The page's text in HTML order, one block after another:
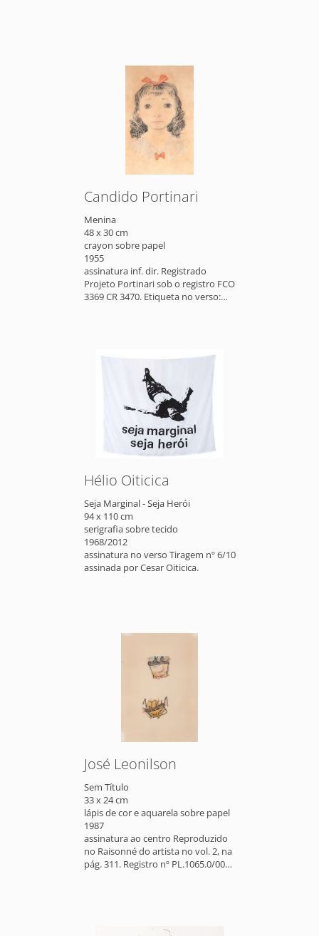
Candido Portinari
Menina
48 x 30 cm
crayon sobre papel
1955
assinatura inf. dir. Registrado
Projeto Portinari sob o registro FCO
3369 CR 3470. Etiqueta no verso:
Hélio Oiticica
Seja Marginal - Seja Herói
94 x 110 cm
serigrafia sobre tecido
1968/2012
assinatura no verso Tiragem nº 6/10
assinada por Cesar Oiticica.
José Leonilson
Sem Título
33 x 24 cm
lápis de cor e aquarela sobre papel
1987
assinatura ao centro Reproduzido
no Raisonné do artista no vol. 2, na
pág. 311. Registro nº PL.1065.0/00